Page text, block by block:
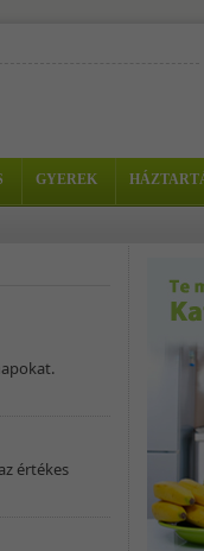
Az avokádó sok B- és E-
vitamint tartalmaz, jót
hormonoknak és nyugtató
GYEREK
értékes